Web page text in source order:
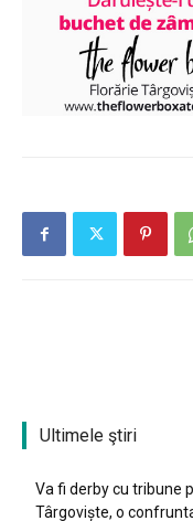
Ultimele ştiri
Va fi derby cu tribune
Târgoviște, o